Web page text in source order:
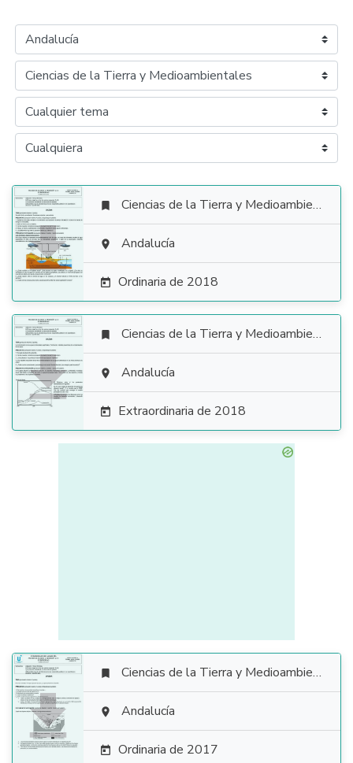

 Ciencias de la Tierra y Medioambientales
 Andalucía
 Ordinaria de 2018

 Ciencias de la Tierra y Medioambientales
 Andalucía
 Extraordinaria de 2018

 Ciencias de la Tierra y Medioambientales
 Andalucía
 Ordinaria de 2017